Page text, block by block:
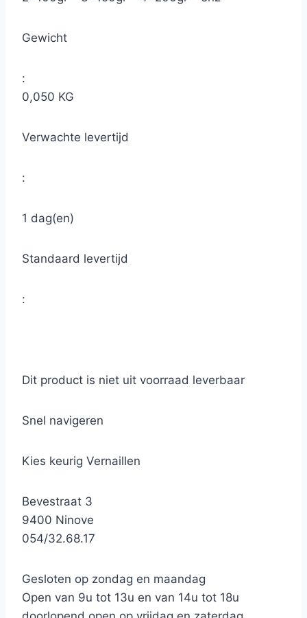
Gewicht
:
0,050 KG
Verwachte levertijd
:
1 dag(en)
Standaard levertijd
:
Dit product is niet uit voorraad leverbaar
Snel navigeren
Kies keurig Vernaillen
Bevestraat 3
9400 Ninove
054/32.68.17
Gesloten op zondag en maandag
Open van 9u tot 13u en van 14u tot 18u